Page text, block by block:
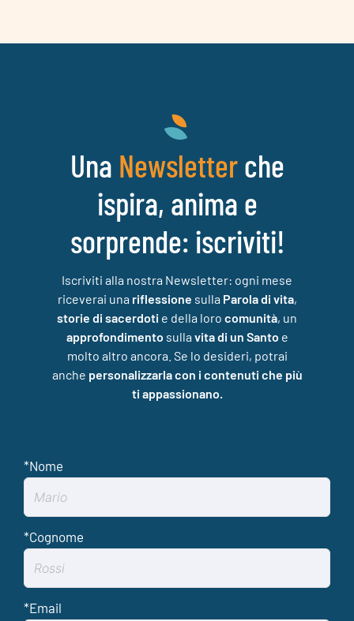
Una Newsletterche
ispira, anima e
sorprende: iscriviti!
Iscriviti alla nostra Newsletter: ogni mese
riceverai una riflessione sulla Parola di vita,
storie di sacerdoti e della loro comunità, un
approfondimento sulla vita di un Santo e
molto altro ancora. Se lo desideri, potrai
anche personalizzarla con i contenuti che più
ti appassionano.